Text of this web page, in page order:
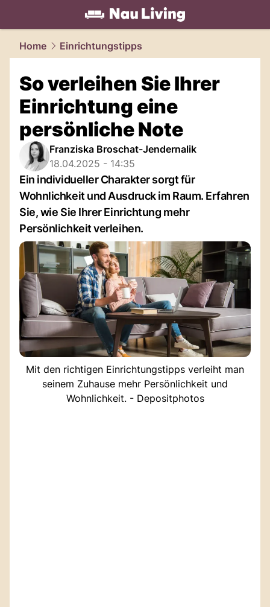
living.NAU.ch
Home Einrichtungstipps
So verleihen Sie Ihrer
Einrichtung eine
persönliche Note
Franziska Broschat-Jendernalik
18.04.2025 - 14:35
Ein individueller Charakter sorgt für
Wohnlichkeit und Ausdruck im Raum. Erfahren
Sie, wie Sie Ihrer Einrichtung mehr
Persönlichkeit verleihen.
Mit den richtigen Einrichtungstipps verleiht man
seinem Zuhause mehr Persönlichkeit und
Wohnlichkeit. - Depositphotos